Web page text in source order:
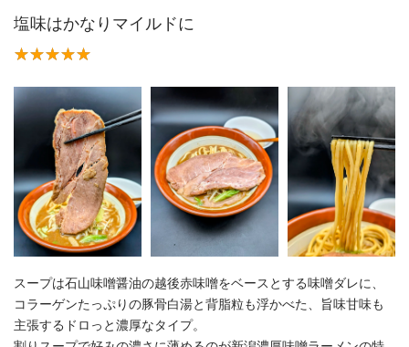
塩味はかなりマイルドに
スープは石山味噌醤油の越後赤味噌をベースとする味噌ダレに、
コラーゲンたっぷりの豚骨白湯と背脂粒も浮かべた、旨味甘味も
主張するドロっと濃厚なタイプ。